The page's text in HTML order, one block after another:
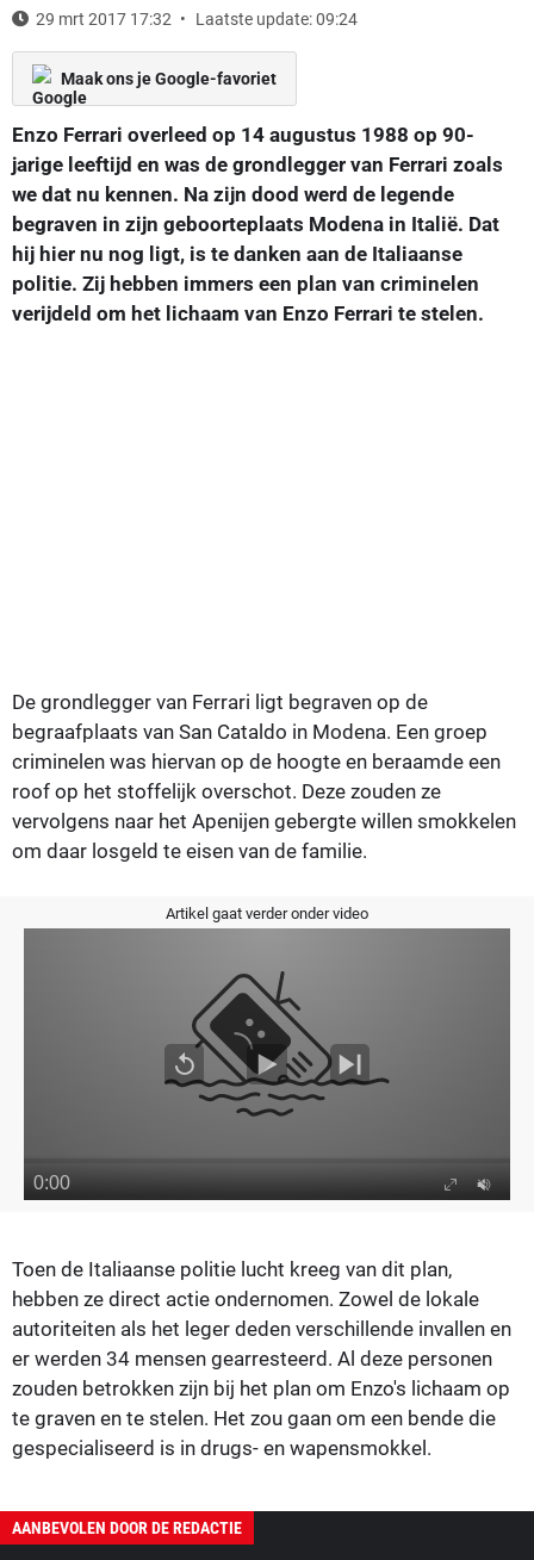
29 mrt 2017 17:32 Laatste update: 09:24
Maak ons je Google-favoriet
Enzo Ferrari overleed op 14 augustus 1988 op 90-
jarige leeftijd en was de grondlegger van Ferrari zoals
we dat nu kennen. Na zijn dood werd de legende
begraven in zijn geboorteplaats Modena in Italië. Dat
hij hier nu nog ligt, is te danken aan de Italiaanse
politie. Zij hebben immers een plan van criminelen
verijdeld om het lichaam van Enzo Ferrari te stelen.
De grondlegger van Ferrari ligt begraven op de
begraafplaats van San Cataldo in Modena. Een groep
criminelen was hiervan op de hoogte en beraamde een
roof op het stoffelijk overschot. Deze zouden ze
vervolgens naar het Apenijen gebergte willen smokkelen
om daar losgeld te eisen van de familie.
Artikel gaat verder onder video
Toen de Italiaanse politie lucht kreeg van dit plan,
hebben ze direct actie ondernomen. Zowel de lokale
autoriteiten als het leger deden verschillende invallen en
er werden 34 mensen gearresteerd. Al deze personen
zouden betrokken zijn bij het plan om Enzo's lichaam op
te graven en te stelen. Het zou gaan om een bende die
gespecialiseerd is in drugs- en wapensmokkel.
AANBEVOLEN DOOR DE REDACTIE